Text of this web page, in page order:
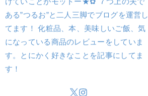
けていことがモットー★✿ ７つ上の夫で
ある”つるお”と二人三脚でブログを運営し
てます！ 化粧品、本、美味しいご飯、気
になっている商品のレビューをしていま
す。とにかく好きなことを記事にしてま
す！